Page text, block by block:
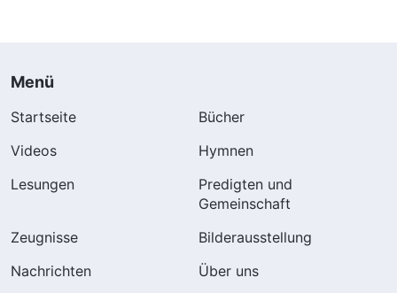
Menü
Startseite
Bücher
Videos
Hymnen
Lesungen
Predigten und
Gemeinschaft
Zeugnisse
Bilderausstellung
Nachrichten
Über uns